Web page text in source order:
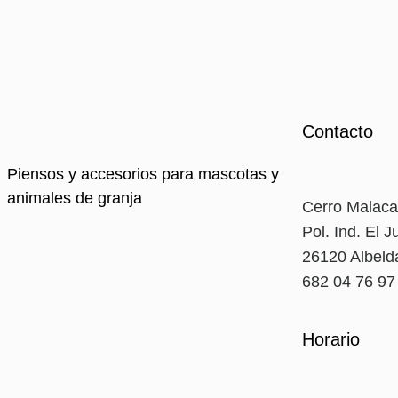
Piensos y accesorios para mascotas y
animales de granja
Contacto
Cerro
Pol. Ind. El
26120
682 04 76 97
Horario